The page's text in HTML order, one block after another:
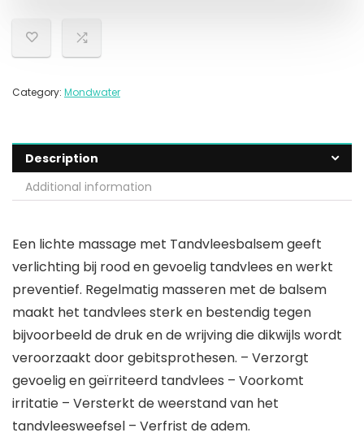
Category: Mondwater
Description
Additional information
Een lichte massage met Tandvleesbalsem geeft
verlichting bij rood en gevoelig tandvlees en werkt
preventief. Regelmatig masseren met de balsem
maakt het tandvlees sterk en bestendig tegen
bijvoorbeeld de druk en de wrijving die dikwijls wordt
veroorzaakt door gebitsprothesen. – Verzorgt
gevoelig en geïrriteerd tandvlees – Voorkomt
irritatie – Versterkt de weerstand van het
tandvleesweefsel – Verfrist de adem.